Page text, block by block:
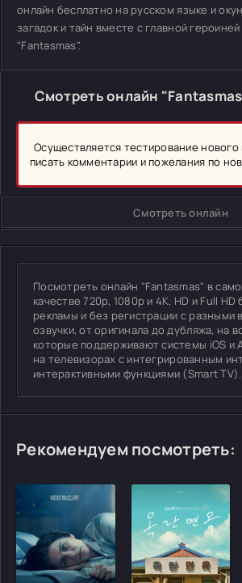
онлайн бесплатно на русском языке и
загадок и тайн вместе с главной
"Fantasmas".
Смотреть онлайн
Осуществляется тестирование
писать комментарии и пожелания по
Смотреть онлайн
Посмотреть онлайн "Fantasmas" в
качестве 720p, 1080p и 4K, HD и Full HD
рекламы и без регистрации с разными
озвучки, от оригинала до дубляжа, на
которые поддерживают системы iOS и
на телевизорах с интегрированным
интерактивными функциями (Smart TV).
Рекомендуем посмотреть: